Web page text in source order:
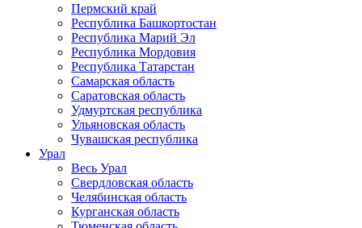
Пермский край
Республика Башкортостан
Республика Марий Эл
Республика Мордовия
Республика Татарстан
Самарская область
Саратовская область
Удмуртская республика
Ульяновская область
Чувашская республика
Урал
Весь Урал
Свердловская область
Челябинская область
Курганская область